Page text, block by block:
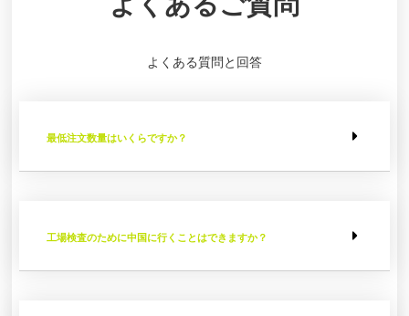
よくある質問と回答
最低注文数量はいくらですか？
工場検査のために中国に行くことはできますか？